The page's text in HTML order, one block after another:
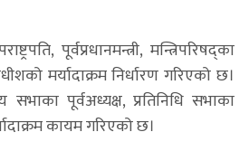
पूर्वप्रधानमन्त्री, मन्त्रिपरिषद्का
मर्यादाक्रम निर्धारण गरिएको छ।
सभाका पूर्वअध्यक्ष, प्रतिनिधि सभाका
कायम गरिएको छ।